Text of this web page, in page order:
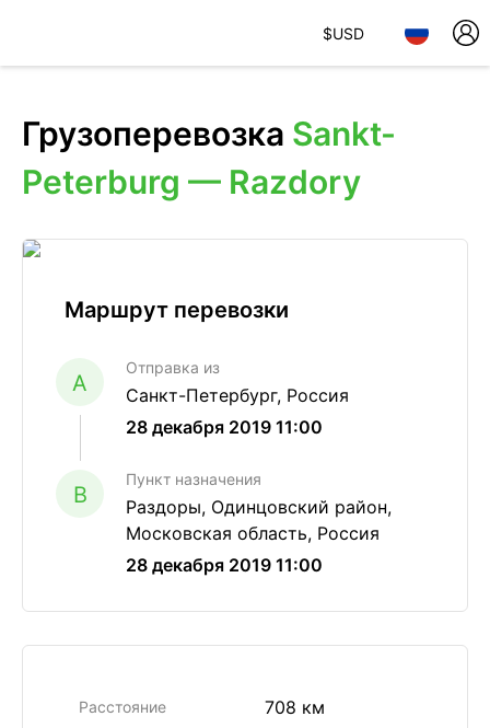
$USD
Грузоперевозка Sankt-
Peterburg — Razdory
Маршрут перевозки
A
Отправка из
Санкт-Петербург, Россия
28 декабря 2019 11:00
B
Пункт назначения
Раздоры, Одинцовский район,
Московская область, Россия
28 декабря 2019 11:00
Расстояние 708 км